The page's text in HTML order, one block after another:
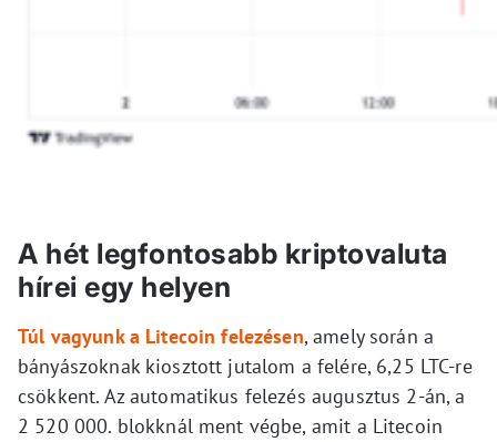
A hét legfontosabb kriptovaluta
hírei egy helyen
Túl vagyunk a Litecoin felezésen, amely során a
bányászoknak kiosztott jutalom a felére, 6,25 LTC-re
csökkent. Az automatikus felezés augusztus 2-án, a
2 520 000. blokknál ment végbe, amit a Litecoin